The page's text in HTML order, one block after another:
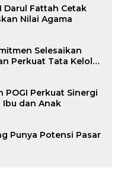
Darul Fattah Cetak
Nilai Agama
Selesaikan
Perkuat Tata Kelola
POGI Perkuat Sinergi
dan Anak
Punya Potensi Pasar